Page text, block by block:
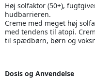
Høj solfaktor (50+),
hudbarrieren.
Creme med meget høj
med tendens til atopi.
til spædbørn, børn og
Dosis og Anvendelse